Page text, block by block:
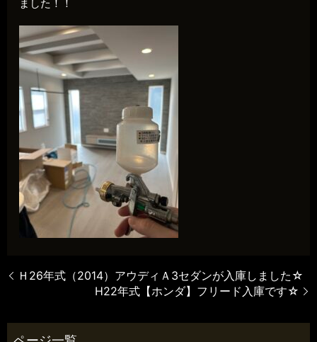
ました！！
Ｈ26年式（2014）アウディＡ3セダンが入庫しました☆
H22年式【ホンダ】フリード入庫です☆